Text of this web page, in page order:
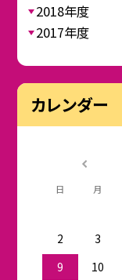
2018年度
2017年度
カレンダー
日 月
2
3
9
10